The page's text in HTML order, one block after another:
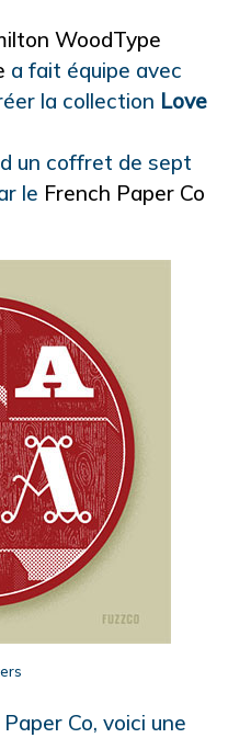
WoodType
a fait équipe avec
la collection Love
un coffret de sept
le French Paper Co
Co, voici une